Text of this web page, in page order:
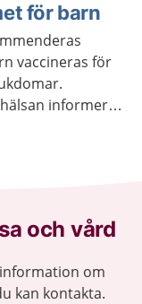
för barn
vaccineras för
informerar
och vård
om
kan kontakta.